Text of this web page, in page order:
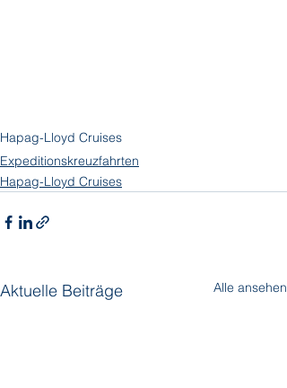
Hapag-Lloyd Cruises
Expeditionskreuzfahrten
Hapag-Lloyd Cruises
Aktuelle Beiträge Alle ansehen